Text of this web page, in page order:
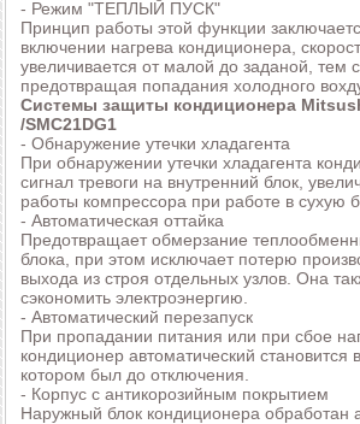
- Режим "ТЕПЛЫЙ ПУСК"
Принцип работы этой функции
включении нагрева кондиционера,
увеличивается от малой до заданой, тем
предотвращая попадания холодного
Системы защиты кондиционера
/SMC21DG1
- Обнаружение утечки хладагента
При обнаружении утечки хладагента
сигнал тревоги на внутренний блок,
работы компрессора при работе в сухую
- Автоматическая оттайка
Предотвращает обмерзание
блока, при этом исключает потерю
выхода из строя отдельных узлов. Она
сэкономить электроэнергию.
- Автоматический перезапуск
При пропадании питания или при сбое
кондиционер автоматический становится
котором был до отключения.
- Корпус с антикорозийным покрытием
Наружный блок кондиционера обработан